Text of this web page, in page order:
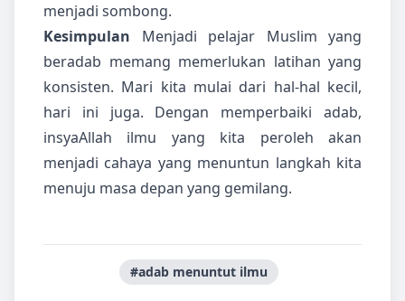
menjadi sombong.
Kesimpulan Menjadi pelajar Muslim yang
beradab memang memerlukan latihan yang
konsisten. Mari kita mulai dari hal-hal kecil,
hari ini juga. Dengan memperbaiki adab,
insyaAllah ilmu yang kita peroleh akan
menjadi cahaya yang menuntun langkah kita
menuju masa depan yang gemilang.
#adab menuntut ilmu